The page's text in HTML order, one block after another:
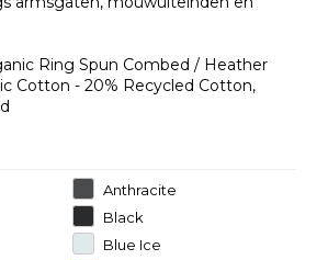
Ring Spun Combed / Heather
Cotton - 20% Recycled Cotton,
Anthracite
Black
Blue Ice